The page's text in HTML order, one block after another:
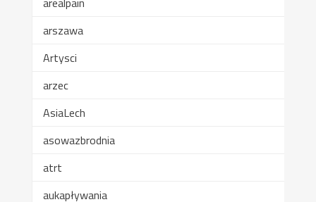
arszawa
Artysci
arzec
AsiaLech
asowazbrodnia
atrt
aukapływania